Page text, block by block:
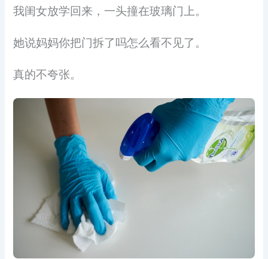
我闺女放学回来，一头撞在玻璃门上。
她说妈妈你把门拆了吗怎么看不见了。
真的不夸张。